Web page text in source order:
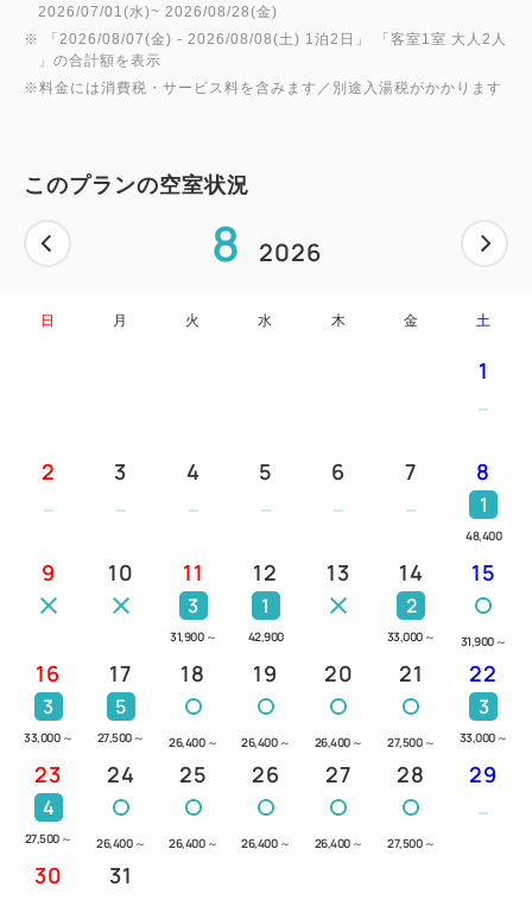
2026/07/01(水)~ 2026/08/28(金)
※ 「 2026/08/07(金) - 2026/08/08(土) 1泊2日 」 「客室1室 大人2人
」の合計額を表示
※料金には消費税・サービス料を含みます／別途入湯税がかかります
このプランの空室状況
8 2026
日 月 火 水 木 金 土
1
2 3 4 5 6 7 8
1
48,400
9 10 11
3
31,900 ～
12
1
42,900
13 14
2
33,000 ～
15
31,900 ～
16
3
33,000 ～
17
5
27,500 ～
18
26,400 ～
19
26,400 ～
20
26,400 ～
21
27,500 ～
22
3
33,000 ～
23
4
27,500 ～
24
26,400 ～
25
26,400 ～
26
26,400 ～
27
26,400 ～
28
27,500 ～
29
30 31